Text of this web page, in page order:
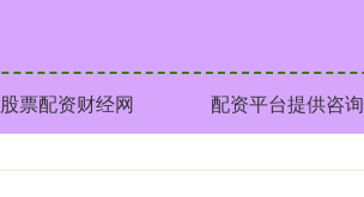
股票配资财经网 配资平台提供咨询